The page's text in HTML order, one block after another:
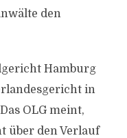
den
Hamburg
in
OLG meint,
über den Verlauf